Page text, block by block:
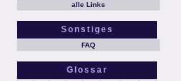
alle Links
Sonstiges
FAQ
Glossar